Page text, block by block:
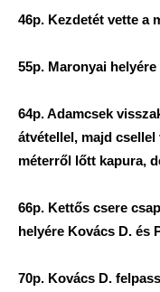
46p. Kezdetét vette a
55p. Maronyai
64p. Adamcsek
átvétellel, majd
méterről lőtt kapura,
66p. Kettős csere
helyére Kovács D. és
70p. Kovács D.